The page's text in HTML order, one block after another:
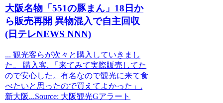
大阪名物「551の豚まん」18日か
ら販売再開 異物混入で自主回収
(日テレNEWS NNN)
... 観光客らが次々と購入していきまし
た。 購入客. 「来てみて実際販売してた
ので安心した。有名なので観光に来て食
べたいと思ったので買えてよかった」.
新大阪...Source: 大阪観光Gアラート